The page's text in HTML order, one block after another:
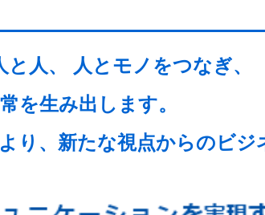
人、 人とモノをつなぎ、
を生み出します。
り、新たな視点からのビジ